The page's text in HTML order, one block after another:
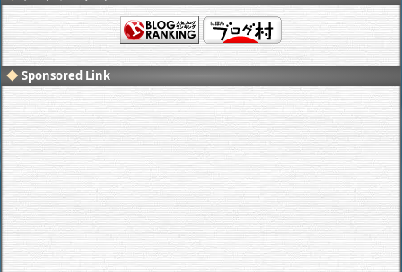
Sponsored Link